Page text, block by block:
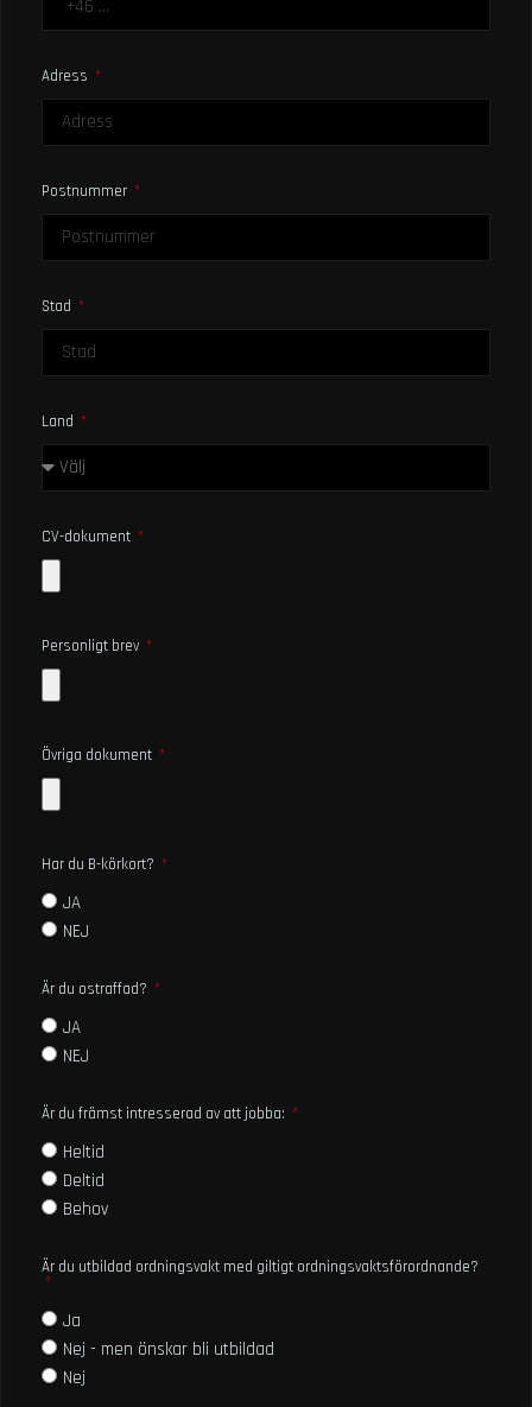
Adress
Postnummer
Stad
Land
CV-dokument
Personligt brev
Övriga dokument
Har du B-körkort?
JA
NEJ
Är du ostraffad?
JA
NEJ
Är du främst intresserad av att jobba:
Heltid
Deltid
Behov
Är du utbildad ordningsvakt med giltigt ordningsvaktsförordnande?
Ja
Nej - men önskar bli utbildad
Nej